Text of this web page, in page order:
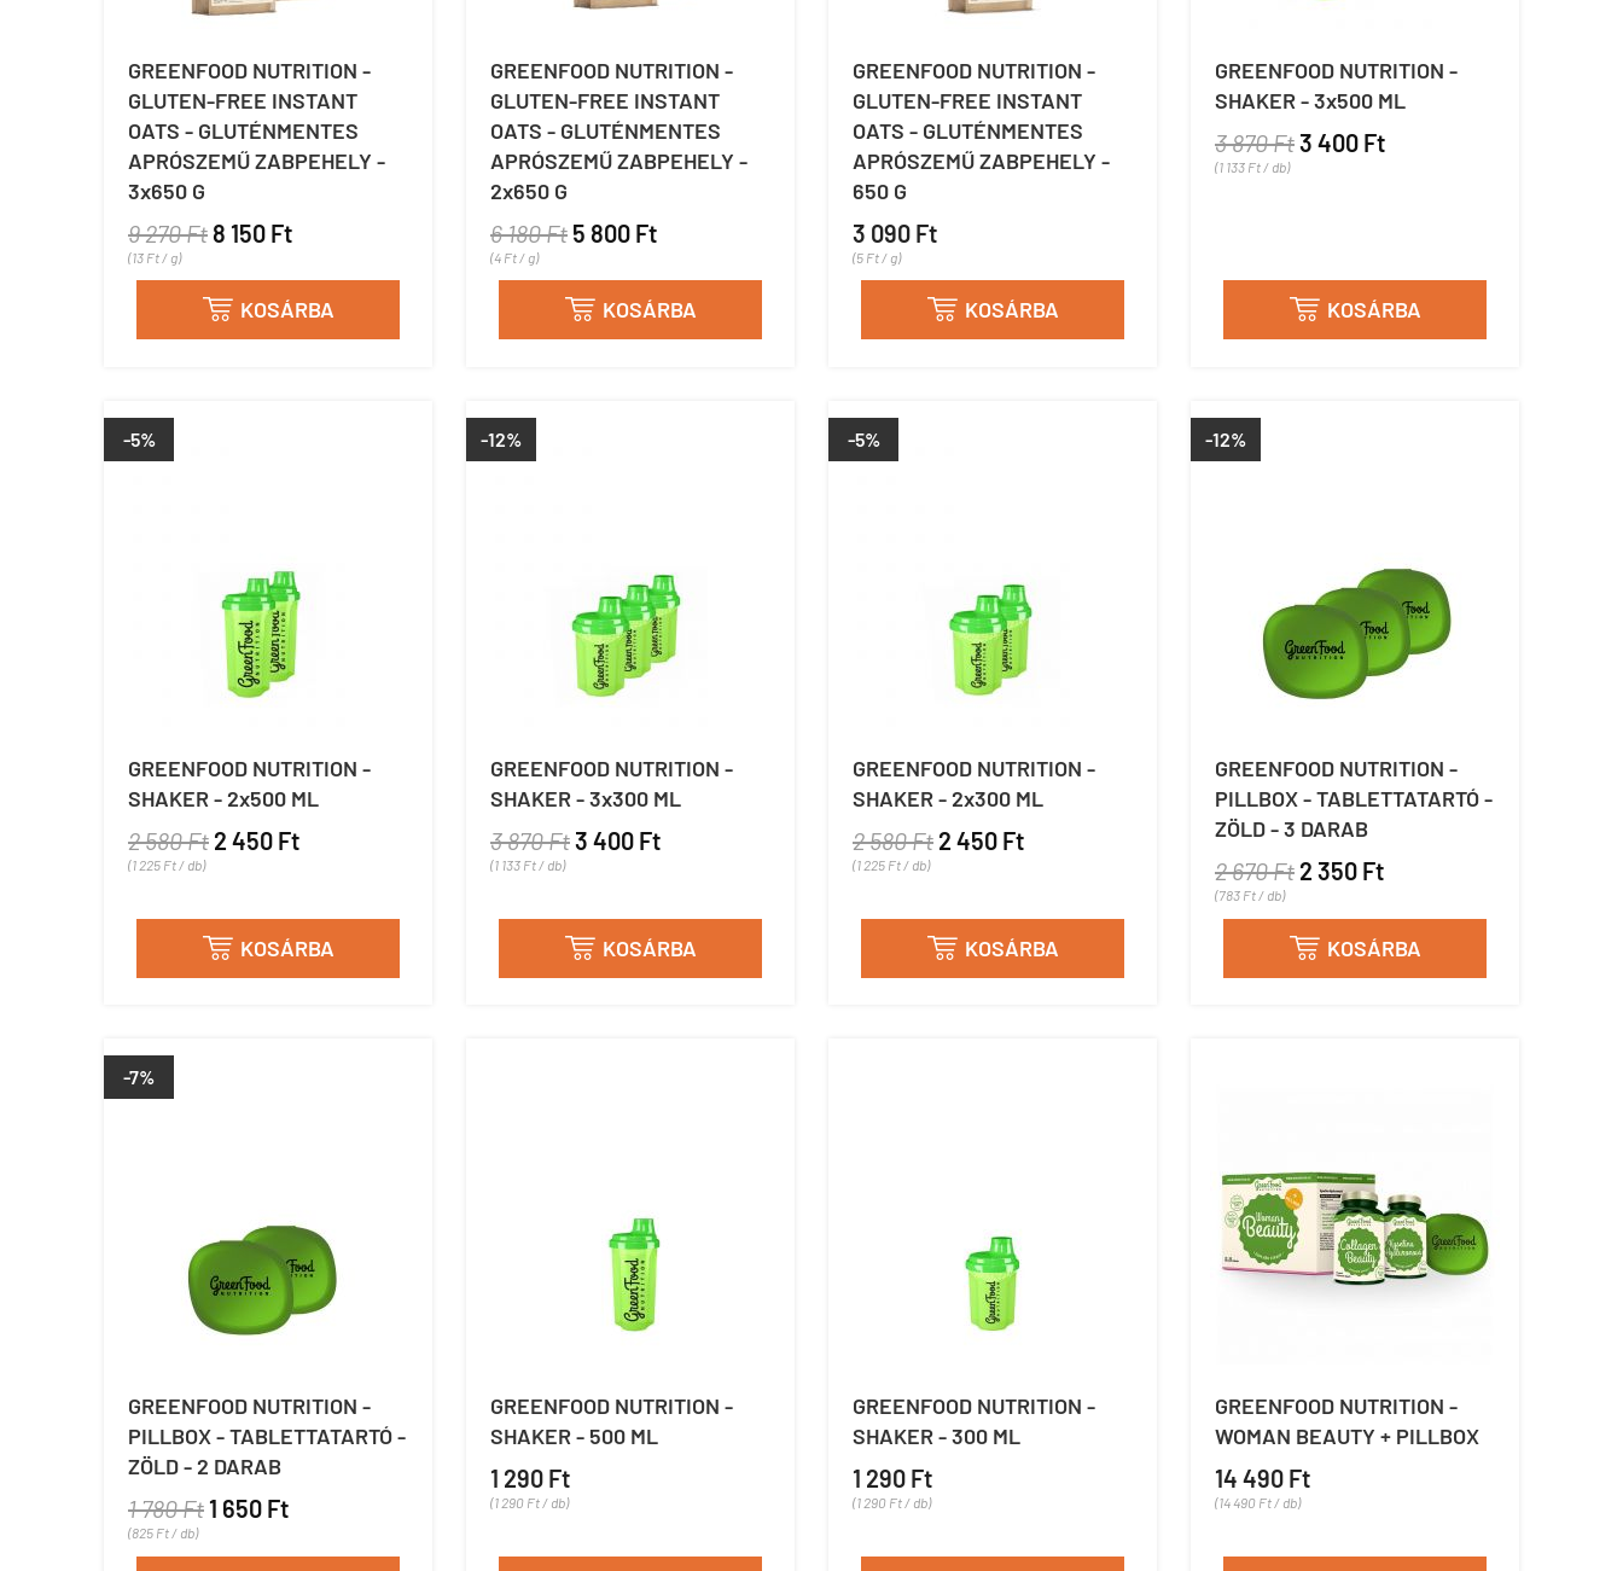
GREENFOOD NUTRITION -
GLUTEN-FREE INSTANT
OATS - GLUTÉNMENTES
APRÓSZEMŰ ZABPEHELY -
3x650 G
9 270 Ft8 150 Ft
(13 Ft / g)
 KOSÁRBA
GREENFOOD NUTRITION -
GLUTEN-FREE INSTANT
OATS - GLUTÉNMENTES
APRÓSZEMŰ ZABPEHELY -
2x650 G
6 180 Ft 5 800 Ft
(4 Ft / g)
 KOSÁRBA
GREENFOOD NUTRITION -
GLUTEN-FREE INSTANT
OATS - GLUTÉNMENTES
APRÓSZEMŰ ZABPEHELY -
650 G
3 090 Ft
(5 Ft / g)
 KOSÁRBA
GREENFOOD NUTRITION -
SHAKER - 3x500 ML
3 870 Ft3 400 Ft
(1 133 Ft / db)
 KOSÁRBA
-5%
GREENFOOD NUTRITION -
SHAKER - 2x500 ML
2 580 Ft 2 450 Ft
(1 225 Ft / db)
 KOSÁRBA
-12%
GREENFOOD NUTRITION -
SHAKER - 3x300 ML
3 870 Ft3 400 Ft
(1 133 Ft / db)
 KOSÁRBA
-5%
GREENFOOD NUTRITION -
SHAKER - 2x300 ML
2 580 Ft 2 450 Ft
(1 225 Ft / db)
 KOSÁRBA
-12%
GREENFOOD NUTRITION -
PILLBOX - TABLETTATARTÓ -
ZÖLD - 3 DARAB
2 670 Ft 2 350 Ft
(783 Ft / db)
 KOSÁRBA
-7%
GREENFOOD NUTRITION -
PILLBOX - TABLETTATARTÓ -
ZÖLD - 2 DARAB
1 780 Ft 1 650 Ft
(825 Ft / db)
GREENFOOD NUTRITION -
SHAKER - 500 ML
1 290 Ft
(1 290 Ft / db)
GREENFOOD NUTRITION -
SHAKER - 300 ML
1 290 Ft
(1 290 Ft / db)
GREENFOOD NUTRITION -
WOMAN BEAUTY + PILLBOX
14 490 Ft
(14 490 Ft / db)